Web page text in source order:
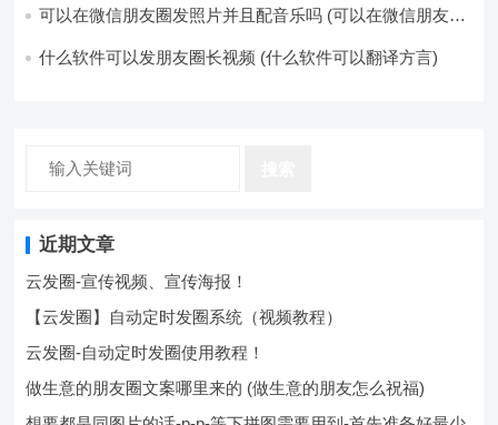
可以在微信朋友圈发照片并且配音乐吗 (可以在微信朋友圈
什么软件可以发朋友圈长视频 (什么软件可以翻译方言)
近期文章
云发圈-宣传视频、宣传海报！
【云发圈】自动定时发圈系统（视频教程）
云发圈-自动定时发圈使用教程！
做生意的朋友圈文案哪里来的 (做生意的朋友怎么祝福)